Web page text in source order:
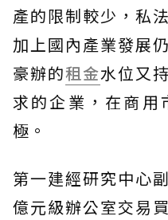
產的限制較少，私
加上國內產業發展
豪辦的租金水位又
求的企業，在商用
極。
第一建經研究中心
億元級辦公室交易